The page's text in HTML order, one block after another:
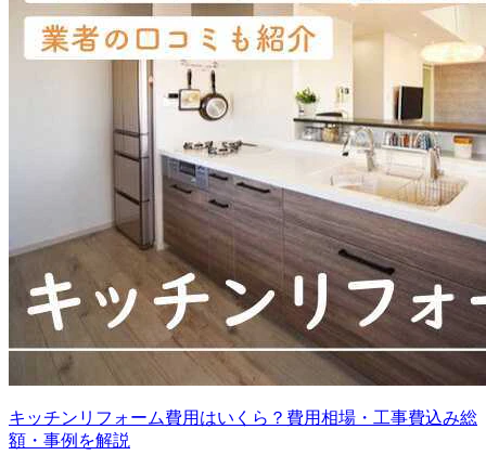
キッチンリフォーム費用はいくら？費用相場・工事費込み総
額・事例を解説